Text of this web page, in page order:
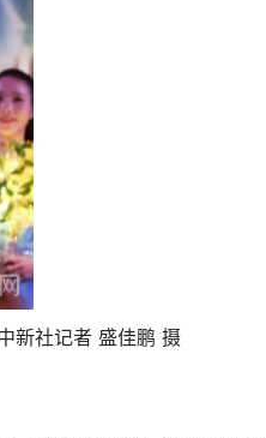
新社记者 盛佳鹏 摄